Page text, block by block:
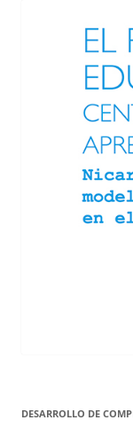
DESARROLLO DE